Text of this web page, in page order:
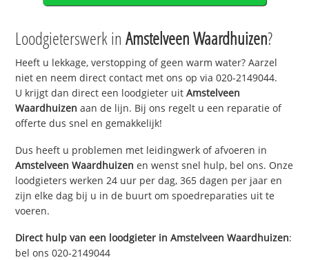
Loodgieterswerk inAmstelveen Waardhuizen?
Heeft u lekkage, verstopping of geen warm water? Aarzel
niet en neem direct contact met ons op via 020-2149044.
U krijgt dan direct een loodgieter uitAmstelveen
Waardhuizen aan de lijn. Bij ons regelt u een reparatie of
offerte dus snel en gemakkelijk!
Dus heeft u problemen met leidingwerk of afvoeren in
Amstelveen Waardhuizen en wenst snel hulp, bel ons. Onze
loodgieters werken 24 uur per dag, 365 dagen per jaar en
zijn elke dag bij u in de buurt om spoedreparaties uit te
voeren.
Direct hulp van een loodgieter inAmstelveen Waardhuizen:
bel ons 020-2149044